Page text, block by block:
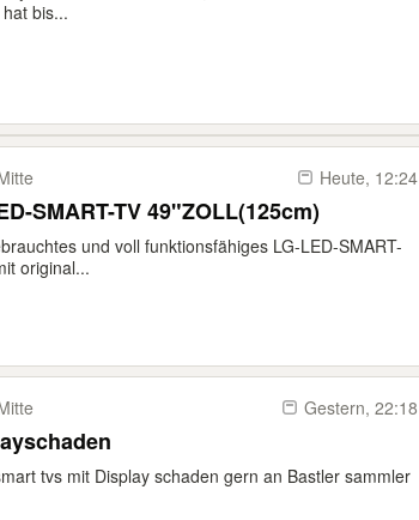
bis...
Heute, 12:24
SMART-TV 49"ZOLL(125cm)
und voll funktionsfähiges LG-LED-SMART-
original...
Gestern, 22:18
tvs mit Display schaden gern an Bastler sammler